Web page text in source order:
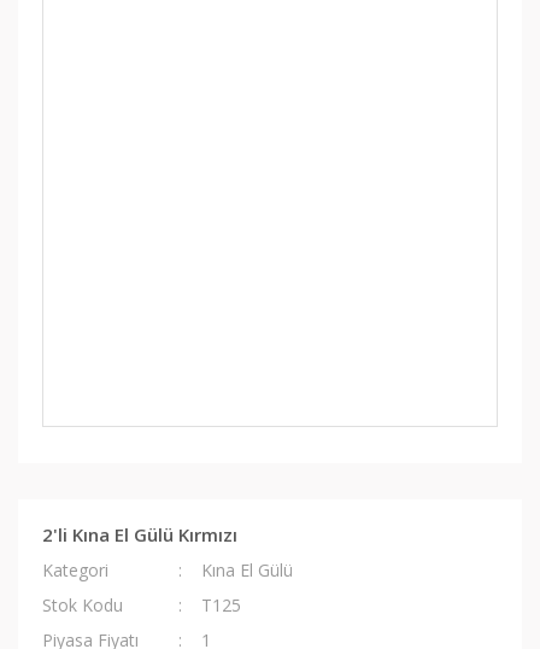
2'li Kına El Gülü Kırmızı
Kategori
Kına El Gülü
Stok Kodu
T125
Piyasa Fiyatı
1